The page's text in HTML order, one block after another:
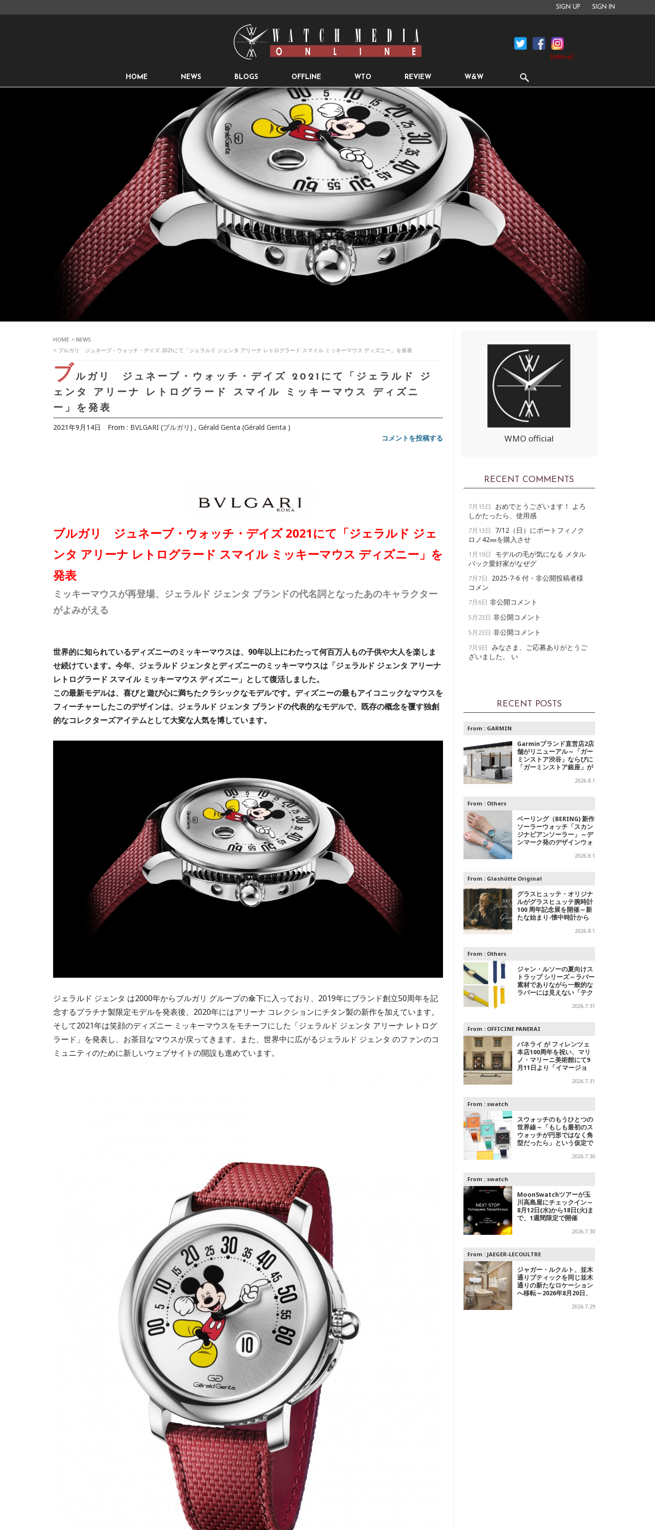
SIGN UP SIGN IN
[お知らせ]
HOME NEWS BLOGS OFFLINE WTO REVIEW W&W
HOME > NEWS
> ブルガリ ジュネーブ・ウォッチ・デイズ 2021にて「ジェラルド ジェンタ アリーナ レトログラード スマイル ミッキーマウス ディズニー」を発表
ブ ルガリ ジュネーブ・ウォッチ・デイズ 2021にて「ジェラルド ジ
ェンタ アリーナ レトログラード スマイル ミッキーマウス ディズニ
ー」を発表
2021年9月14日 From : BVLGARI (ブルガリ) , Gérald Genta (Gérald Genta )
コメントを投稿する
ブルガリ ジュネーブ・ウォッチ・デイズ 2021にて「ジェラルド ジェ
ンタ アリーナ レトログラード スマイル ミッキーマウス ディズニー」を
発表
ミッキーマウスが再登場、ジェラルド ジェンタ ブランドの代名詞となったあのキャラクター
がよみがえる
世界的に知られているディズニーのミッキーマウスは、90年以上にわたって何百万人もの子供や大人を楽しま
せ続けています。今年、ジェラルド ジェンタとディズニーのミッキーマウスは「ジェラルド ジェンタ アリーナ
レトログラード スマイル ミッキーマウス ディズニー」として復活しました。
この最新モデルは、喜びと遊び心に満ちたクラシックなモデルです。ディズニーの最もアイコニックなマウスを
フィーチャーしたこのデザインは、ジェラルド ジェンタ ブランドの代表的なモデルで、既存の概念を覆す独創
的なコレクターズアイテムとして大変な人気を博しています。
ジェラルド ジェンタ は2000年からブルガリ グループの傘下に入っており、2019年にブランド創立50周年を記
念するプラチナ製限定モデルを発表後、2020年にはアリーナ コレクションにチタン製の新作を加えています。
そして2021年は笑顔のディズニー ミッキーマウスをモチーフにした「ジェラルド ジェンタ アリーナ レトログ
ラード」を発表し、お茶目なマウスが戻ってきます。また、世界中に広がるジェラルド ジェンタ のファンのコ
ミュニティのために新しいウェブサイトの開設も進めています。
WMO official
RECENT COMMENTS
7月15日
おめでとうございます！ よろ
しかたったら、使用感
7月13日
7/12（日）にポートフィノク
ロノ42㎜を購入させ
1月19日
モデルの毛が気になる メタル
バック愛好家がなぜグ
7月7日
2025-7-6 付・非公開投稿者様
コメン
7月6日 非公開コメント
5月23日 非公開コメント
5月23日 非公開コメント
7月9日 みなさま、ご応募ありがとうご
ざいました。 い
RECENT POSTS
From : GARMIN
Garminブランド直営店2店
舗がリニューアル～「ガー
ミンストア渋谷」ならびに
「ガーミンストア銀座」が
2026.8.1
From : Others
ベーリング（BERING) 新作
ソーラーウォッチ「スカン
ジナビアンソーラー」～デ
ンマーク発のデザインウォ
スブルー」コレクション
2026.8.1
From : Glashütte Original
グラスヒュッテ・オリジナ
ルがグラスヒュッテ腕時計
100 周年記念展を開催～新
たな始まり-懐中時計から
2026.8.1
From : Others
ジャン・ルソーの夏向けス
トラップ シリーズ～ラバー
素材でありながら一般的な
ラバーには見えない「テク
2026.7.31
From : OFFICINE PANERAI
パネライ が フィレンツェ
本店100周年を祝い、マリ
ノ・マリーニ美術館にて9
月11日より「イマージョ
キシビションを開催2026.7.31
From : swatch
スウォッチのもうひとつの
世界線～「もしも最初のス
ウォッチが円形ではなく角
型だったら」という仮定で
2026.7.30
From : swatch
MoonSwatchツアーが玉
川高島屋にチェックイン～
8月12日(水)から18日(火)ま
で、1週間限定で開催
2026.7.30
From : JAEGER-LECOULTRE
ジャガー・ルクルト、並木
通りブティックを同じ並木
通りの新たなロケーション
へ移転～2026年8月20日、
2026.7.29